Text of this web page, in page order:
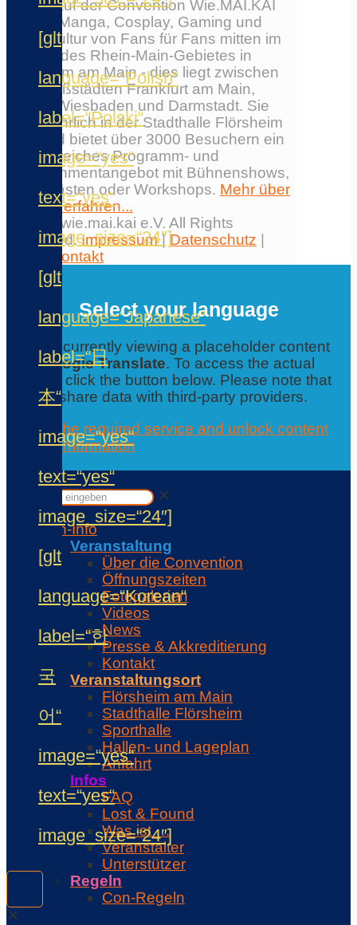
[glt
language=“Polish“
label=“Polski“
image=“yes“
text=“yes“
image_size=“24″]
[glt
language=“Japanese“
label=“日
本“
image=“yes“
text=“yes“
image_size=“24″]
[glt
language=“Korean“
label=“한
국
어“
image=“yes“
text=“yes“
image_size=“24″]
✕
Erlebe auf der Convention Wie.MAI.KAI
Anime, Manga, Cosplay, Gaming und
Japankultur von Fans für Fans mitten im
Herzen des Rhein-Main-Gebietes in
Flörsheim am Main - dies liegt zwischen
den Großstädten Frankfurt am Main,
Mainz, Wiesbaden und Darmstadt. Sie
findet jährlich in der Stadthalle Flörsheim
statt und bietet über 3000 Besuchern ein
umfangreiches Programm- und
Entertainmentangebot mit Bühnenshows,
Ehrengästen oder Workshops. Mehr über
die Con erfahren...
© 2026 wie.mai.kai e.V. All Rights
Reserved.Impressum| Datenschutz
Kontakt
Select your language
You are currently viewing a placeholder content
fromGoogle Translate. To access the actual
content, click the button below. Please note that
this will share data with third-party providers.
Accept the required service and unlock content
Further information
✕
Con-Info
Veranstaltung
Über die Convention
Öffnungszeiten
Fotogalerien
Videos
News
Presse & Akkreditierung
Kontakt
Veranstaltungsort
Flörsheim am Main
Stadthalle Flörsheim
Sporthalle
Hallen- und Lageplan
Anfahrt
Infos
FAQ
Lost & Found
Was ist …
Veranstalter
Unterstützer
Regeln
Con-Regeln